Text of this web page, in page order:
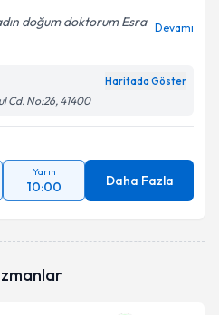
doğum doktorum Esra Devamı
Haritada Göster
Cd. No:26, 41400
Yarın
10:00 Daha Fazla